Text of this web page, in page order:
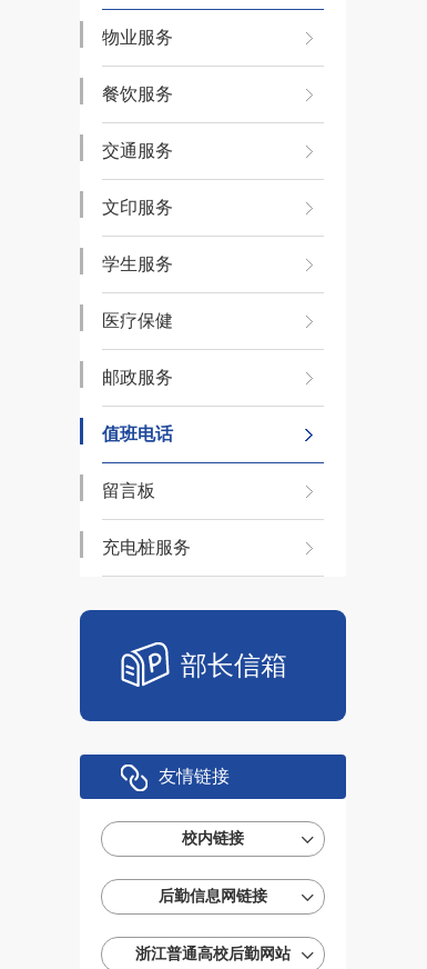
物业服务
餐饮服务
交通服务
文印服务
学生服务
医疗保健
邮政服务
值班电话
留言板
充电桩服务
部长信箱
友情链接
校内链接
后勤信息网链接
浙江普通高校后勤网站